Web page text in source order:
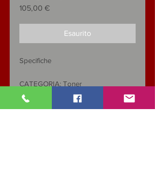
105,00 €Prezzo
Esaurito
Specifiche
CATEGORIA: Toner
Colore nero